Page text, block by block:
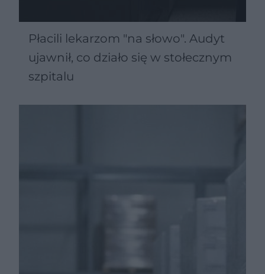
Płacili lekarzom "na słowo". Audyt
ujawnił, co działo się w stołecznym
szpitalu